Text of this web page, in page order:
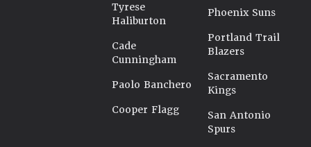
Tyrese
Haliburton
Cade
Cunningham
Paolo Banchero
Cooper Flagg
Phoenix Suns
Portland Trail
Blazers
Sacramento
Kings
San Antonio
Spurs